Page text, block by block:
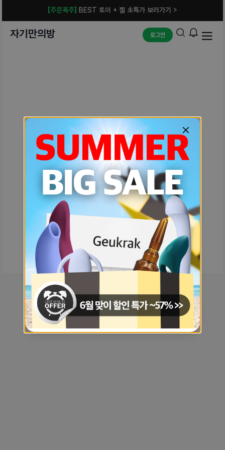
[주문폭주] BEST 토이 + 젤 초특가 보러가기 >
자기만의방 로그인
예상치 못한 에러입니다.